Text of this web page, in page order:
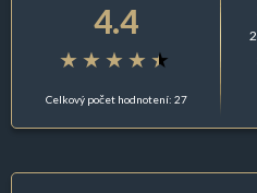
4.4
Celkový počet hodnotení: 27